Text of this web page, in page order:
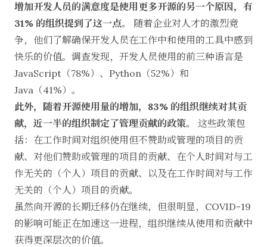
增加开发人员的满意度是使用更多开源的另一个原因，有
31% 的组织提到了这一点。
随着企业对人才的激烈竞
争，他们了解确保开发人员在工作中和使用的工具中感到
快乐的价值。调查发现，开发人员使用的前三种语言是
JavaScript（78%）、Python（52%）和
Java（41%）。
此外，随着开源使用量的增加，83% 的组织继续对其贡
献，近一半的组织制定了管理贡献的政策。
这些政策包
括：在工作时间对组织使用但不赞助或管理的项目的贡
献、对他们赞助或管理的项目的贡献、在个人时间对与工
作无关的（个人）项目的贡献、以及在工作时间对与工作
无关的（个人）项目的贡献。
虽然向开源的长期迁移仍在继续，但很明显，COVID-19
的影响可能正在加速这一进程，组织继续从使用和贡献中
获得更深层次的价值。